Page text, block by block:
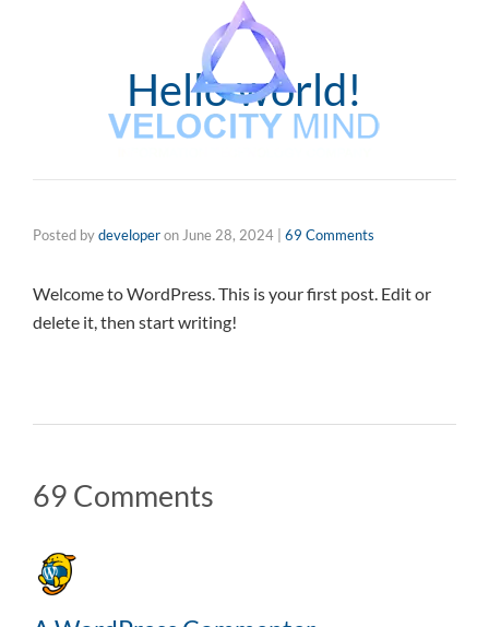
Hello world!
Posted bydeveloperon June 28, 2024 69 Comments
Welcome to WordPress. This is your first post. Edit or
delete it, then start writing!
69 Comments